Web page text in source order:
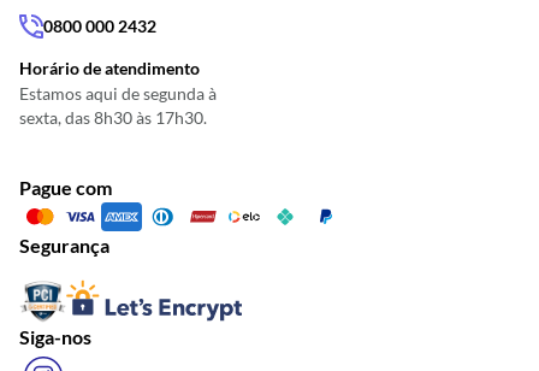
0800 000 2432
Horário de atendimento
Estamos aqui de segunda à
sexta, das 8h30 às 17h30.
Pague com
Segurança
Siga-nos